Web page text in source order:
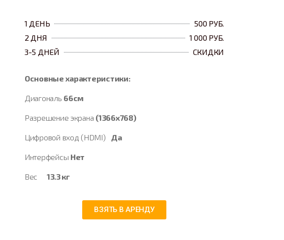
1 ДЕНЬ
500 РУБ.
2 ДНЯ
1 000 РУБ.
3-5 ДНЕЙ
СКИДКИ
Основные характеристики:
Диагональ 66см
Разрешение экрана (1366х768)
Цифровой вход (HDMI) Да
Интерфейсы Нет
Вес 13.3 кг
ВЗЯТЬ В АРЕНДУ